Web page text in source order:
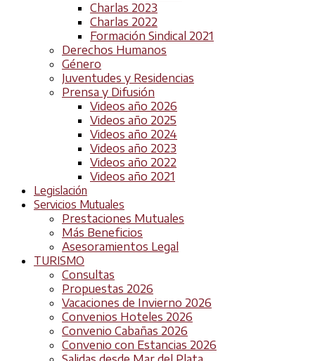
Charlas 2023
Charlas 2022
Formación Sindical 2021
Derechos Humanos
Género
Juventudes y Residencias
Prensa y Difusión
Videos año 2026
Videos año 2025
Videos año 2024
Videos año 2023
Videos año 2022
Videos año 2021
Legislación
Servicios Mutuales
Prestaciones Mutuales
Más Beneficios
Asesoramientos Legal
TURISMO
Consultas
Propuestas 2026
Vacaciones de Invierno 2026
Convenios Hoteles 2026
Convenio Cabañas 2026
Convenio con Estancias 2026